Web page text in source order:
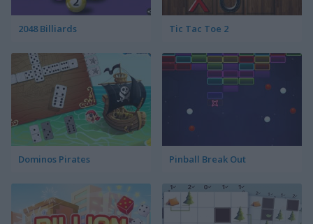
2048 Billiards Tic Tac Toe 2
Dominos Pirates Pinball Break Out